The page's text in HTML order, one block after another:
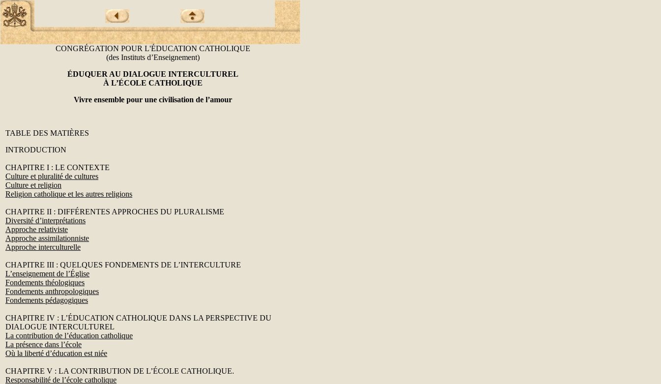
CONGRÉGATION POUR L'ÉDUCATION CATHOLIQUE
(des Instituts d’Enseignement)
ÉDUQUER AU DIALOGUE INTERCULTUREL
À L’ÉCOLE CATHOLIQUE
Vivre ensemble pour une civilisation de l’amour
TABLE DES MATIÈRES
INTRODUCTION
CHAPITRE I : LE CONTEXTE
Culture et pluralité de cultures
Culture et religion
Religion catholique et les autres religions
CHAPITRE II : DIFFÉRENTES APPROCHES DU PLURALISME
Diversité d’interprétations
Approche relativiste
Approche assimilationniste
Approche interculturelle
CHAPITRE III : QUELQUES FONDEMENTS DE L’INTERCULTURE
L’enseignement de l’Église
Fondements théologiques
Fondements anthropologiques
Fondements pédagogiques
CHAPITRE IV : L’ÉDUCATION CATHOLIQUE DANS LA PERSPECTIVE DU
DIALOGUE INTERCULTUREL
La contribution de l’éducation catholique
La présence dans l’école
Où la liberté d’éducation est niée
CHAPITRE V : LA CONTRIBUTION DE L’ÉCOLE CATHOLIQUE.
Responsabilité de l’école catholique